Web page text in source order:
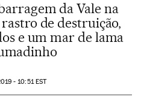
da Vale na
de destruição,
e um mar de lama
- 10:51EST